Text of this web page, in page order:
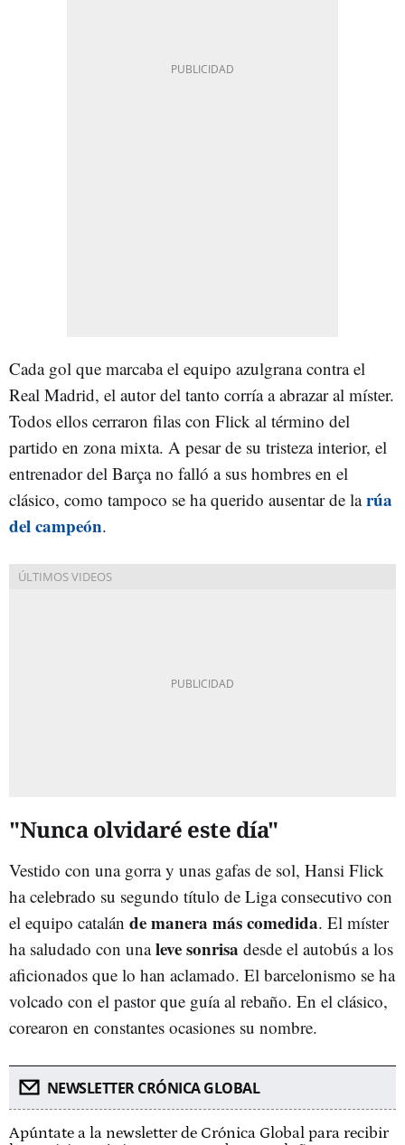
Cada gol que marcaba el equipo azulgrana contra el
Real Madrid, el autor del tanto corría a abrazar al míster.
Todos ellos cerraron filas con Flick al término del
partido en zona mixta. A pesar de su tristeza interior, el
entrenador del Barça no falló a sus hombres en el
clásico, como tampoco se ha querido ausentar de larúa
del campeón.
"Nunca olvidaré este día"
Vestido con una gorra y unas gafas de sol, Hansi Flick
ha celebrado su segundo título de Liga consecutivo con
el equipo catalán de manera más comedida. El míster
ha saludado con unaleve sonrisa desde el autobús a los
aficionados que lo han aclamado. El barcelonismo se ha
volcado con el pastor que guía al rebaño. En el clásico,
corearon en constantes ocasiones su nombre.
NEWSLETTER CRÓNICA GLOBAL
Apúntate a la newsletter de Crónica Global para recibir